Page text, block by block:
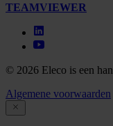
TEAMVIEWER
© 2026 Eleco is een
Algemene voorwaarden